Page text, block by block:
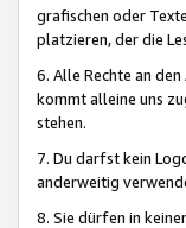
grafischen oder
platzieren, der die
6. Alle Rechte an
kommt alleine uns
stehen.
7. Du darfst kein
anderweitig
8. Sie dürfen in